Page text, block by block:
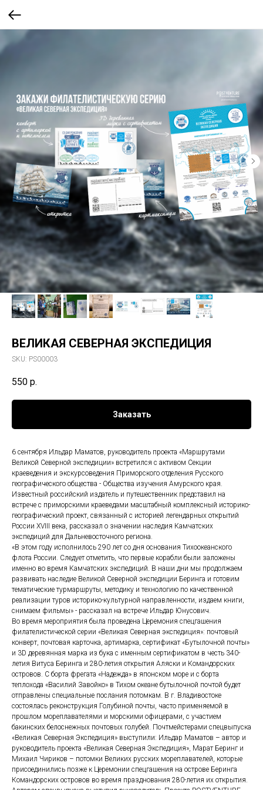
ВЕЛИКАЯ СЕВЕРНАЯ ЭКСПЕДИЦИЯ
SKU: PS00003
550 р.
Заказать
6 сентября Ильдар Маматов, руководитель проекта «Маршрутами
Великой Северной экспедиции» встретился с активом Секции
краеведения и экскурсоведения Приморского отделения Русского
географического общества - Общества изучения Амурского края.
Известный российский издатель и путешественник представил на
встрече с приморскими краеведами масштабный комплексный историко-
географический проект, связанный с историей легендарных открытий
России XVIII века, рассказал о значении наследия Камчатских
экспедиций для Дальневосточного региона.
«В этом году исполнилось 290 лет со дня основания Тихоокеанского
флота России. Следует отметить, что первые корабли были заложены
именно во время Камчатских экспедиций. В наши дни мы продолжаем
развивать наследие Великой Северной экспедиции Беринга и готовим
тематические турмаршруты, методику и технологию по качественной
реализации туров историко-культурной направленности, издаем книги,
снимаем фильмы» - рассказал на встрече Ильдар Юнусович.
Во время мероприятия была проведена Церемония спецгашения
филателистической серии «Великая Северная экспедиция»: почтовый
конверт, почтовая карточка, артимарка, сертификат «Бутылочной почты»
и 3D деревянная марка из бука с именным сертификатом в честь 340-
летия Витуса Беринга и 280-летия открытия Аляски и Командорских
островов. С борта фрегата «Надежда» в японском море и с борта
теплохода «Василий Завойко» в Тихом океане бутылочной почтой будет
отправлены специальные послания потомкам. В г. Владивостоке
состоялась реконструкция Голубиной почты, часто применяемой в
прошлом мореплавателями и морскими офицерами, с участием
бакинских белоснежных почтовых голубей. Почтмейстерами спецвыпуска
«Великая Северная Экспедиция» выступили: Ильдар Маматов – автор и
руководитель проекта «Великая Северная Экспедиция», Марат Беринг и
Михаил Чириков – потомки Великих русских мореплавателей, которые
присоединились позже к Церемонии спецгашения на острове Беринга
Командорских островов во время празднования 280-летия их открытия.